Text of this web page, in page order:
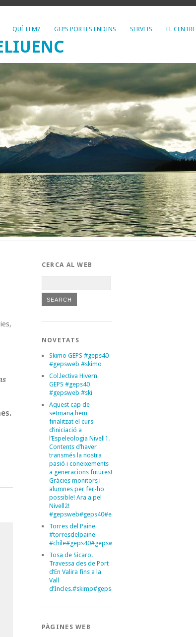
QUÈ FEM? GEPS PORTES ENDINS SERVEIS EL CENTRE
CERCA AL WEB
NOVETATS
Skimo GEPS #geps40
#gepsweb #skimo
Col.lectiva Hivern
GEPS #geps40
#gepsweb #ski
Aquest cap de
setmana hem
finalitzat el curs
d’iniciació a
l’Espeleologia Nivell1.
Contents d’haver
transmés la nostra
pasió i coneixements
a generacions futures!
Gràcies monitors i
alumnes per fer-ho
possible! Ara a pel
Nivell2!
#gepsweb#geps40#espeleo#espeleologia
Torres del Paine
#torresdelpaine
#chile#geps40#gepsweb
Tosa de Sicaro.
Travessa des de Port
d’En Valira fins a la
Vall
d’Incles.#skimo#geps40#gepsweb
PÀGINES WEB